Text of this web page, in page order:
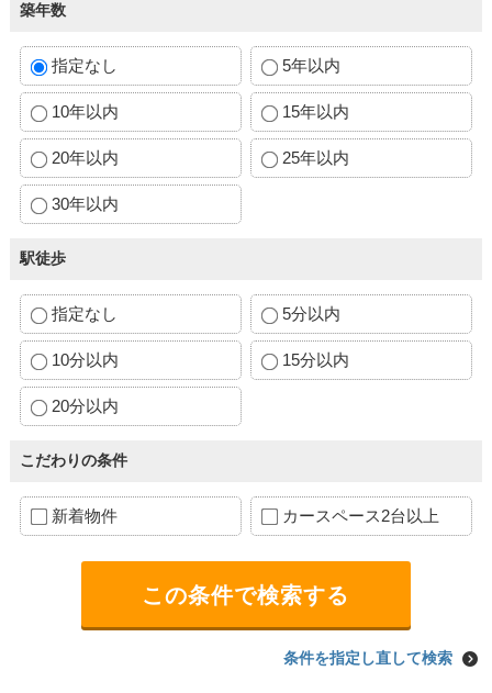
築年数
指定なし 5年以内
10年以内 15年以内
20年以内 25年以内
30年以内
駅徒歩
指定なし 5分以内
10分以内 15分以内
20分以内
こだわりの条件
新着物件 カースペース2台以上
条件を指定し直して検索